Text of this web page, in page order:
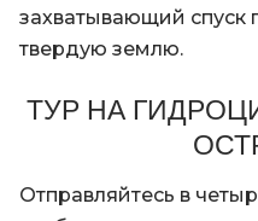
захватывающий спуск
твердую землю.
ТУР НА
Отправляйтесь в